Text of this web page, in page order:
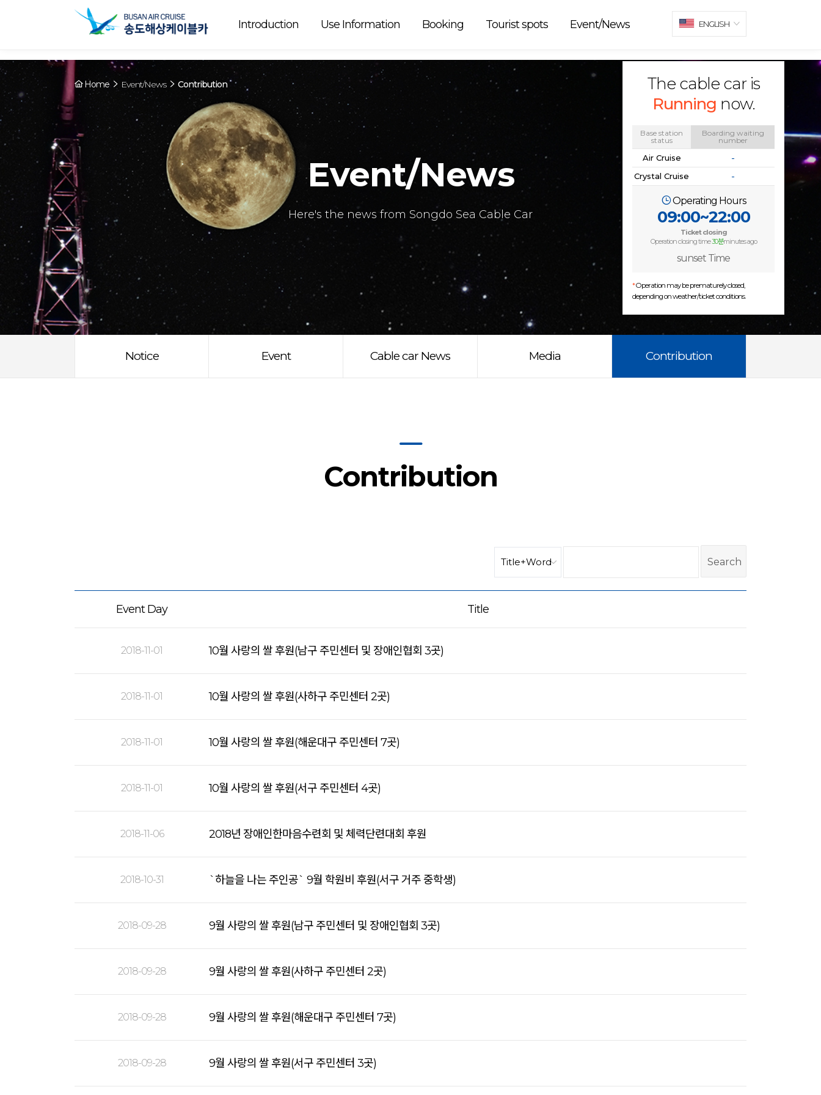
Array ( [0] => YY [1] => 09:00~22:00 [2] => Running [3] => The cable car is
now. [4] => Y [5] => - [6] => - )
The cable car is
Running now.
Base station
status
Boarding waiting
number
Air Cruise
-
Crystal Cruise
-
Operating Hours
09:00~22:00
Ticket closing
Operation closing time30분minutes ago
sunset Time
*Operation may be prematurely closed,
depending on weather/ticket conditions.
Introduction Use Information Booking Tourist spots Event/News ENGLISH
Home Event/News Contribution
Event/News
Here's the news from Songdo Sea Cable Car
Notice Event Cable car News Media Contribution
Contribution
Event Day Title
2018-11-01 10월 사랑의 쌀 후원(남구 주민센터 및 장애인협회 3곳)
2018-11-01 10월 사랑의 쌀 후원(사하구 주민센터 2곳)
2018-11-01 10월 사랑의 쌀 후원(해운대구 주민센터 7곳)
2018-11-01 10월 사랑의 쌀 후원(서구 주민센터 4곳)
2018-11-06 2018년 장애인한마음수련회 및 체력단련대회 후원
2018-10-31 `하늘을 나는 주인공` 9월 학원비 후원(서구 거주 중학생)
2018-09-28 9월 사랑의 쌀 후원(남구 주민센터 및 장애인협회 3곳)
2018-09-28 9월 사랑의 쌀 후원(사하구 주민센터 2곳)
2018-09-28 9월 사랑의 쌀 후원(해운대구 주민센터 7곳)
2018-09-28 9월 사랑의 쌀 후원(서구 주민센터 3곳)